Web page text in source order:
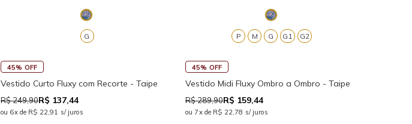
G
45% OFF
Vestido Curto Fluxy com Recorte - Taipe
R$ 249,90R$ 137,44
ou 6x de R$ 22,91 s/ juros
G1
G
M G2
P
45% OFF
Vestido Midi Fluxy Ombro a Ombro - Taipe
R$ 289,90R$ 159,44
ou 7x de R$ 22,78 s/ juros